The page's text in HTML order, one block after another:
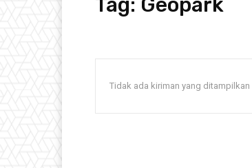
Tidak ada kiriman yang ditampilkan